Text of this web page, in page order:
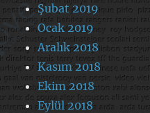
Şubat 2019
Ocak 2019
Aralık 2018
Kasım 2018
Ekim 2018
Eylül 2018